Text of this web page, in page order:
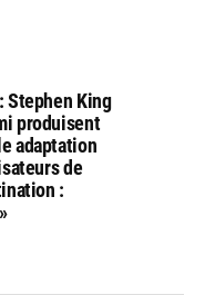
Stephen King
produisent
adaptation
de
: